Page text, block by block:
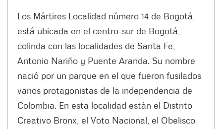
Los Mártires Localidad número 14 de Bogotá,
está ubicada en el centro-sur de Bogotá,
colinda con las localidades de Santa Fe,
Antonio Nariño y Puente Aranda. Su nombre
nació por un parque en el que fueron fusilados
varios protagonistas de la independencia de
Colombia. En esta localidad están el Distrito
Creativo Bronx, el Voto Nacional, el Obelisco